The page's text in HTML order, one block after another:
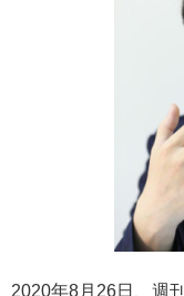
2020年8月26日、週